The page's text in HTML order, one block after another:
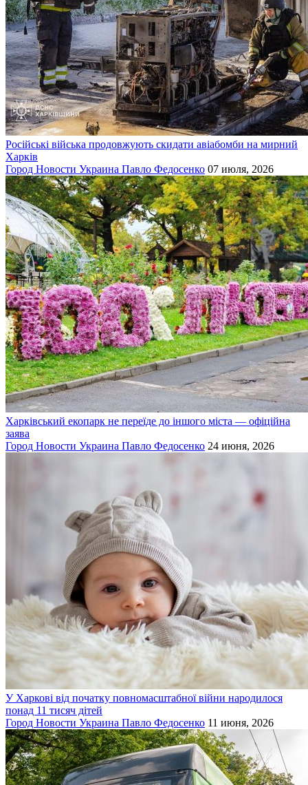
Російські війська продовжують скидати авіабомби на мирний
Харків
Город Новости Украина Павло Федосенко 07 июля, 2026
Харківський екопарк не переїде до іншого міста — офіційна
заява
Город Новости Украина Павло Федосенко 24 июня, 2026
У Харкові від початку повномасштабної війни народилося
понад 11 тисяч дітей
Город Новости Украина Павло Федосенко 11 июня, 2026